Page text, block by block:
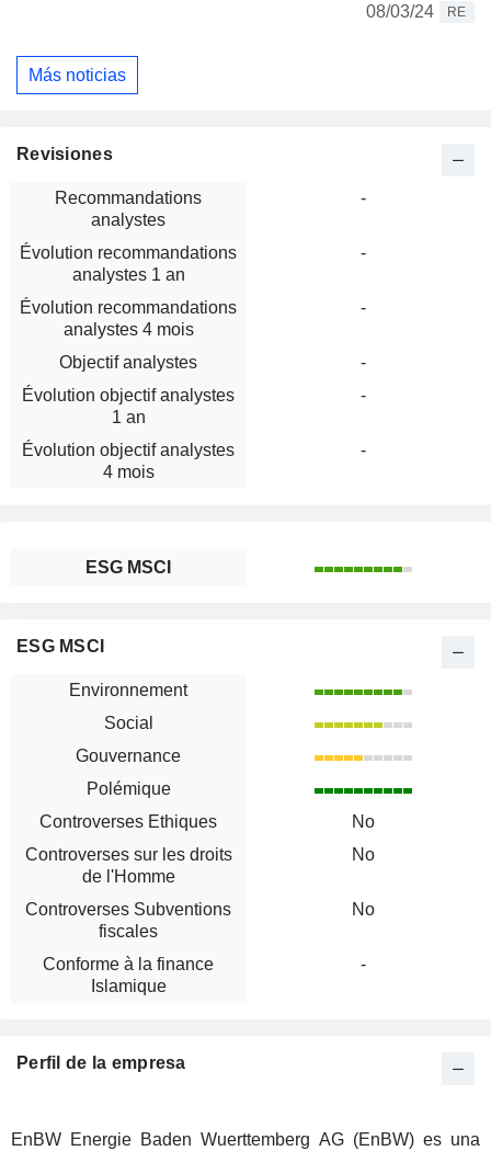
08/03/24
RE
Más noticias
Revisiones
Recommandations
analystes
-
Évolution recommandations
analystes 1 an
-
Évolution recommandations
analystes 4 mois
-
Objectif analystes
-
Évolution objectif analystes
1 an
-
Évolution objectif analystes
4 mois
-
ESG MSCI
ESG MSCI
Environnement
Social
Gouvernance
Polémique
Controverses Ethiques
No
Controverses sur les droits
de l'Homme
No
Controverses Subventions
fiscales
No
Conforme à la finance
Islamique
-
Perfil de la empresa
EnBW Energie Baden Wuerttemberg AG (EnBW) es una